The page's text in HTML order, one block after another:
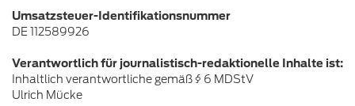
Umsatzsteuer-Identifikationsnummer
DE 112589926
Verantwortlich für journalistisch-redaktionelle Inhalte ist:
Inhaltlich verantwortliche gemäß § 6 MDStV
Ulrich Mücke